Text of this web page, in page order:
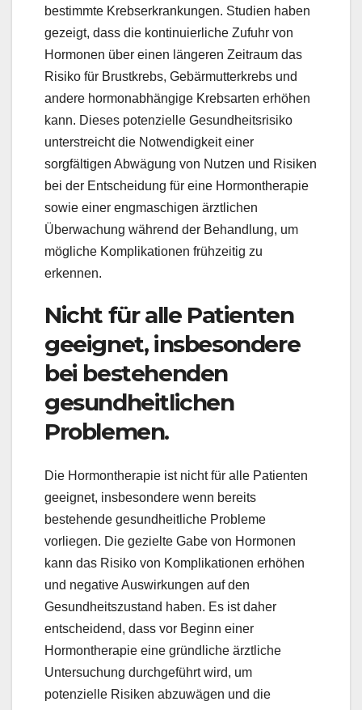
bestimmte Krebserkrankungen. Studien haben
gezeigt, dass die kontinuierliche Zufuhr von
Hormonen über einen längeren Zeitraum das
Risiko für Brustkrebs, Gebärmutterkrebs und
andere hormonabhängige Krebsarten erhöhen
kann. Dieses potenzielle Gesundheitsrisiko
unterstreicht die Notwendigkeit einer
sorgfältigen Abwägung von Nutzen und Risiken
bei der Entscheidung für eine Hormontherapie
sowie einer engmaschigen ärztlichen
Überwachung während der Behandlung, um
mögliche Komplikationen frühzeitig zu
erkennen.
Nicht für alle Patienten
geeignet, insbesondere
bei bestehenden
gesundheitlichen
Problemen.
Die Hormontherapie ist nicht für alle Patienten
geeignet, insbesondere wenn bereits
bestehende gesundheitliche Probleme
vorliegen. Die gezielte Gabe von Hormonen
kann das Risiko von Komplikationen erhöhen
und negative Auswirkungen auf den
Gesundheitszustand haben. Es ist daher
entscheidend, dass vor Beginn einer
Hormontherapie eine gründliche ärztliche
Untersuchung durchgeführt wird, um
potenzielle Risiken abzuwägen und die